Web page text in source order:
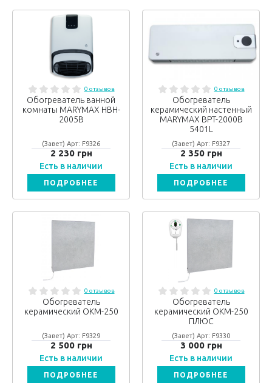
0 отзывов
Обогреватель ванной
комнаты MARYMAX HBH-
2005B
(Завет) Арт: F9326
2 230 грн
Есть в наличии
ПОДРОБНЕЕ
0 отзывов
Обогреватель
керамический настенный
MARYMAX BPT-2000B
5401L
(Завет) Арт: F9327
2 350 грн
Есть в наличии
ПОДРОБНЕЕ
0 отзывов
Обогреватель
керамический ОКМ-250
(Завет) Арт: F9329
2 500 грн
Есть в наличии
ПОДРОБНЕЕ
0 отзывов
Обогреватель
керамический ОКM-250
ПЛЮС
(Завет) Арт: F9330
3 000 грн
Есть в наличии
ПОДРОБНЕЕ